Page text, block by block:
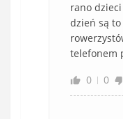
rano
dzień są
telefonem
0
0